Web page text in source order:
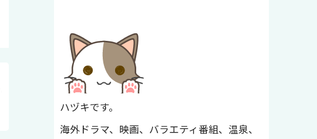
ハヅキです。
海外ドラマ、映画、バラエティ番組、温泉、